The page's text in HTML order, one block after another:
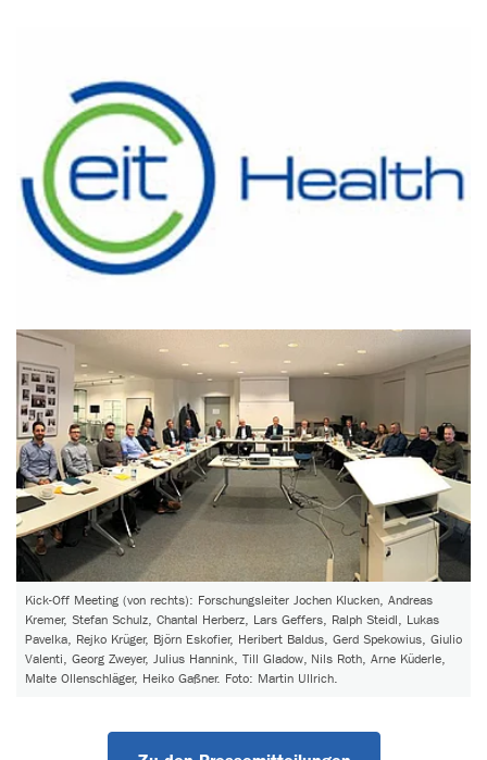
Kick-Off Meeting (von rechts): Forschungsleiter Jochen Klucken, Andreas
Kremer, Stefan Schulz, Chantal Herberz, Lars Geffers, Ralph Steidl, Lukas
Pavelka, Rejko Krüger, Björn Eskofier, Heribert Baldus, Gerd Spekowius, Giulio
Valenti, Georg Zweyer, Julius Hannink, Till Gladow, Nils Roth, Arne Küderle,
Malte Ollenschläger, Heiko Gaßner. Foto: Martin Ullrich.